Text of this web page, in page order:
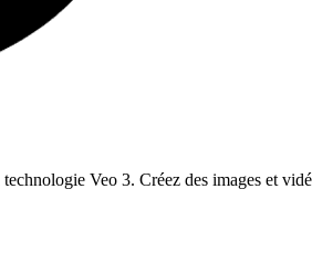
Veo 3. Créez des images et